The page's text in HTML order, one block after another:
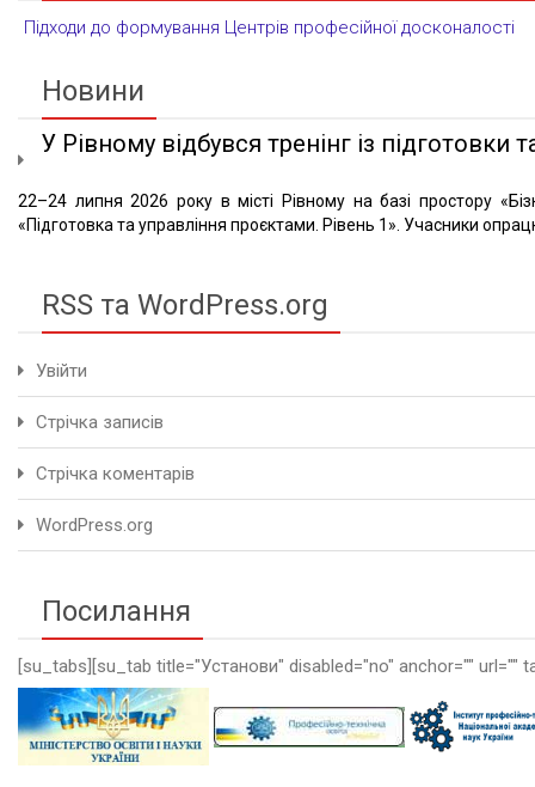
Підходи до формування Центрів професійної досконалості
Новини
У Рівному відбувся тренінг із підготовки
22–24 липня 2026 року в місті Рівному на базі простору
«Підготовка та управління проєктами. Рівень 1». Учасники
RSS та WordPress.org
Увійти
Стрічка записів
Стрічка коментарів
WordPress.org
Посилання
[su_tabs][su_tab title="Установи" disabled="no" anchor=""